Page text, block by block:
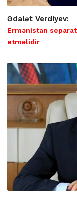
Ədalət Verdiyev:
Ermənistan
etməlidir